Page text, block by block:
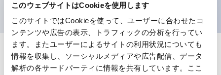
このウェブサイトはCookieを使用します
このサイトではCookieを使って、ユーザーに合わせたコ
ンテンツや広告の表示、トラフィックの分析を行ってい
ます。またユーザーによるサイトの利用状況についても
情報を収集し、ソーシャルメディアや広告配信、データ
解析の各サードパーティに情報を共有しています。ここ
ドキュメントとファイル